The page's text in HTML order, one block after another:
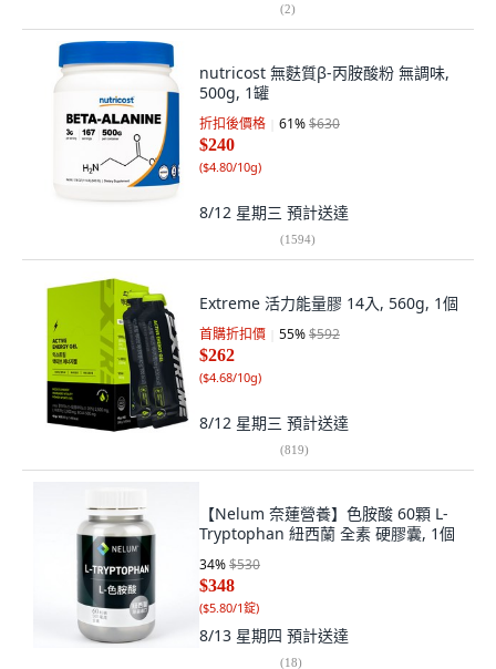
(2)
nutricost 無麩質β-丙胺酸粉 無調味,
500g, 1罐
折扣後價格 61%$630
$240
($4.80/10g)
8/12 星期三 預計送達
(1594)
Extreme 活力能量膠 14入, 560g, 1個
首購折扣價 55%$592
$262
($4.68/10g)
8/12 星期三 預計送達
(819)
【Nelum 奈蓮營養】色胺酸 60顆 L-
Tryptophan 紐西蘭 全素 硬膠囊, 1個
34%$530
$348
($5.80/1錠)
8/13 星期四 預計送達
(18)